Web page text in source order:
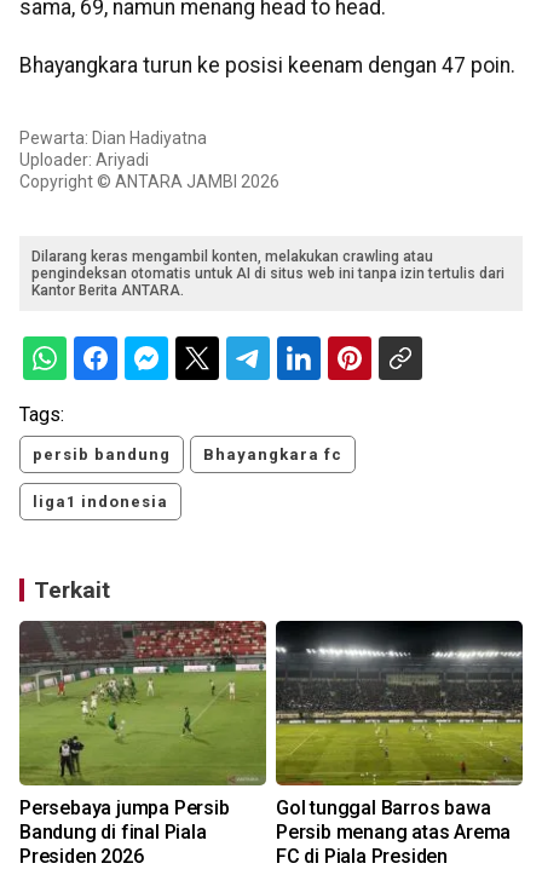
sama, 69, namun menang head to head.
Bhayangkara turun ke posisi keenam dengan 47 poin.
Pewarta: Dian Hadiyatna
Uploader: Ariyadi
Copyright © ANTARA JAMBI 2026
Dilarang keras mengambil konten, melakukan crawling atau
pengindeksan otomatis untuk AI di situs web ini tanpa izin tertulis dari
Kantor Berita ANTARA.
Tags:
persib bandung Bhayangkara fc
liga1 indonesia
Terkait
Persebaya jumpa Persib
Bandung di final Piala
Presiden 2026
Gol tunggal Barros bawa
Persib menang atas Arema
FC di Piala Presiden